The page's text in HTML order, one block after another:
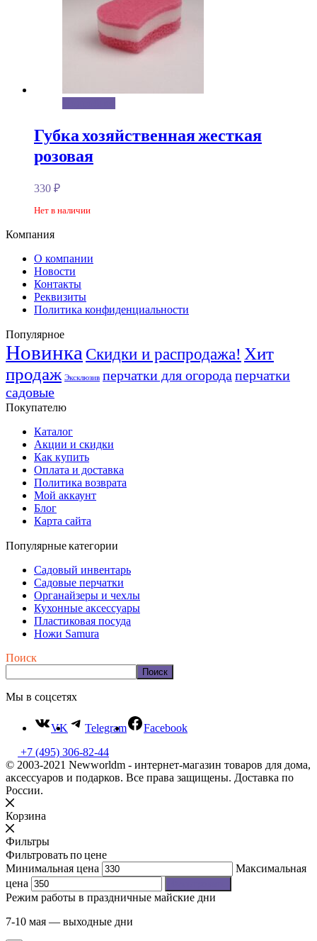
Губка хозяйственная жесткая
розовая
330 ₽
Нет в наличии
Компания
О компании
Новости
Контакты
Реквизиты
Политика конфиденциальности
Популярное
Новинка Скидки и распродажа! Хит
продаж Эксклюзив перчатки для огорода перчатки
садовые
Покупателю
Каталог
Акции и скидки
Как купить
Оплата и доставка
Политика возврата
Мой аккаунт
Блог
Карта сайта
Популярные категории
Садовый инвентарь
Садовые перчатки
Органайзеры и чехлы
Кухонные аксессуары
Пластиковая посуда
Ножи Samura
Поиск
Поиск
Мы в соцсетях
VK Telegram
Facebook
+7 (495) 306-82-44
© 2003-2021 Newworldm - интернет-магазин товаров для дома,
аксессуаров и подарков. Все права защищены. Доставка по
России.
Корзина
Фильтры
Фильтровать по цене
Минимальная цена
Максимальная
цена
Режим работы в праздничные майские дни
7-10 мая — выходные дни